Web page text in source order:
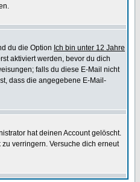
du die Option Ich bin unter 12 Jahre
aktiviert werden, bevor du dich
falls du diese E-Mail nicht
dass die angegebene E-Mail-
hat deinen Account gelöscht.
verringern. Versuche dich erneut